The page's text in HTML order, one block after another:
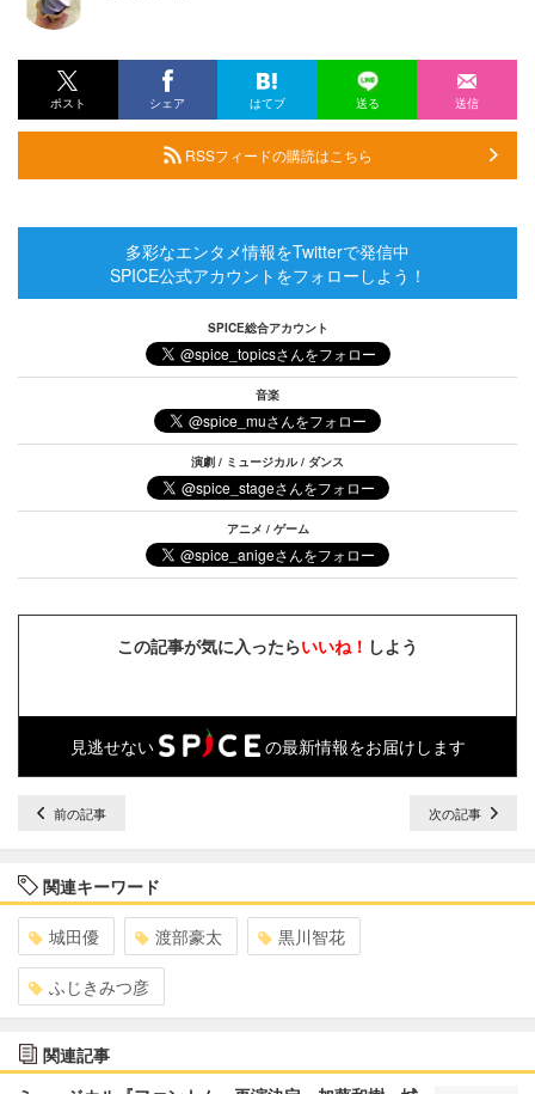
ポスト シェア はてブ 送る 送信
RSSフィードの購読はこちら
多彩なエンタメ情報をTwitterで発信中
SPICE公式アカウントをフォローしよう！
SPICE総合アカウント
音楽
演劇 / ミュージカル / ダンス
アニメ / ゲーム
この記事が気に入ったらいいね！ しよう
見逃せない の最新情報をお届けします
前の記事 次の記事
関連キーワード
城田優 渡部豪太 黒川智花
ふじきみつ彦
関連記事